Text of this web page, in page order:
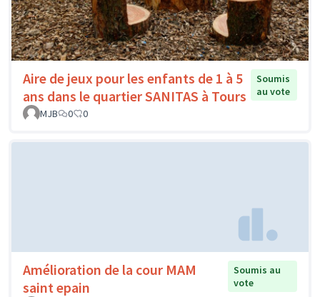
Aire de jeux pour les enfants de 1 à 5
ans dans le quartier SANITAS à Tours
Soumis
au vote
MJB
0 0
Amélioration de la cour MAM
saint epain
Soumis au
vote